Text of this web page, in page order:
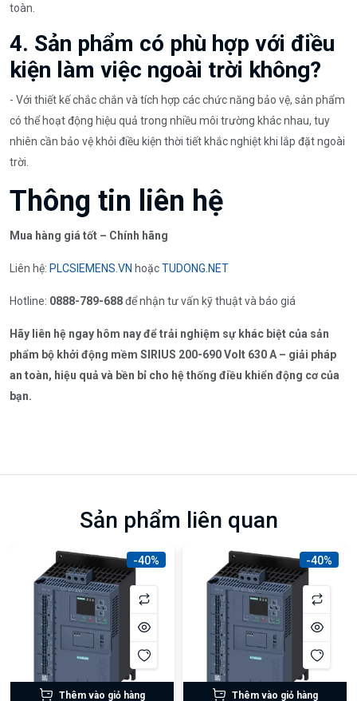
toàn.
4. Sản phẩm có phù hợp với điều
kiện làm việc ngoài trời không?
- Với thiết kế chắc chắn và tích hợp các chức năng bảo vệ, sản phẩm
có thể hoạt động hiệu quả trong nhiều môi trường khác nhau, tuy
nhiên cần bảo vệ khỏi điều kiện thời tiết khắc nghiệt khi lắp đặt ngoài
trời.
Thông tin liên hệ
Mua hàng giá tốt – Chính hãng
Liên hệ: PLCSIEMENS.VN hoặcTUDONG.NET
Hotline: 0888-789-688để nhận tư vấn kỹ thuật và báo giá
Hãy liên hệ ngay hôm nay để trải nghiệm sự khác biệt của sản
phẩm bộ khởi động mềm SIRIUS 200-690 Volt 630 A – giải pháp
an toàn, hiệu quả và bền bỉ cho hệ thống điều khiển động cơ của
bạn.
Sản phẩm liên quan
-40%
Thêm vào giỏ hàng
-40%
Thêm vào giỏ hàng